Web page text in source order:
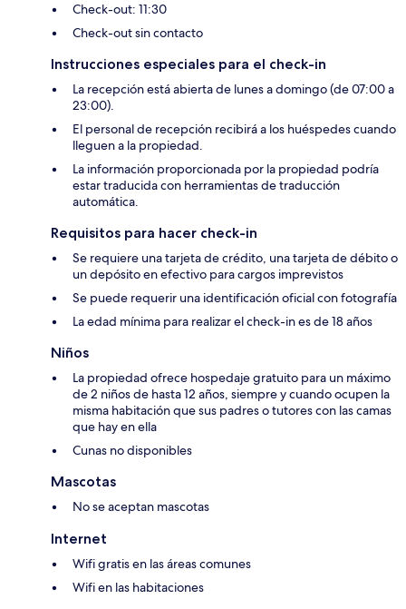
Check-out: 11:30
Check-out sin contacto
Instrucciones especiales para el check-in
La recepción está abierta de lunes a domingo (de 07:00 a
23:00).
El personal de recepción recibirá a los huéspedes cuando
lleguen a la propiedad.
La información proporcionada por la propiedad podría
estar traducida con herramientas de traducción
automática.
Requisitos para hacer check-in
Se requiere una tarjeta de crédito, una tarjeta de débito o
un depósito en efectivo para cargos imprevistos
Se puede requerir una identificación oficial con fotografía
La edad mínima para realizar el check-in es de 18 años
Niños
La propiedad ofrece hospedaje gratuito para un máximo
de 2 niños de hasta 12 años, siempre y cuando ocupen la
misma habitación que sus padres o tutores con las camas
que hay en ella
Cunas no disponibles
Mascotas
No se aceptan mascotas
Internet
Wifi gratis en las áreas comunes
Wifi en las habitaciones